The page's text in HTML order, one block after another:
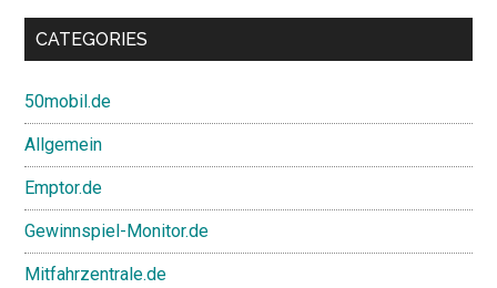
CATEGORIES
50mobil.de
Allgemein
Emptor.de
Gewinnspiel-Monitor.de
Mitfahrzentrale.de